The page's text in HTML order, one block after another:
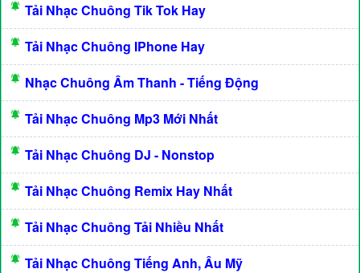
Tải Nhạc Chuông Tik Tok Hay
Tải Nhạc Chuông IPhone Hay
Nhạc Chuông Âm Thanh - Tiếng Động
Tải Nhạc Chuông Mp3 Mới Nhất
Tải Nhạc Chuông DJ - Nonstop
Tải Nhạc Chuông Remix Hay Nhất
Tải Nhạc Chuông Tải Nhiều Nhất
Tải Nhạc Chuông Tiếng Anh, Âu Mỹ